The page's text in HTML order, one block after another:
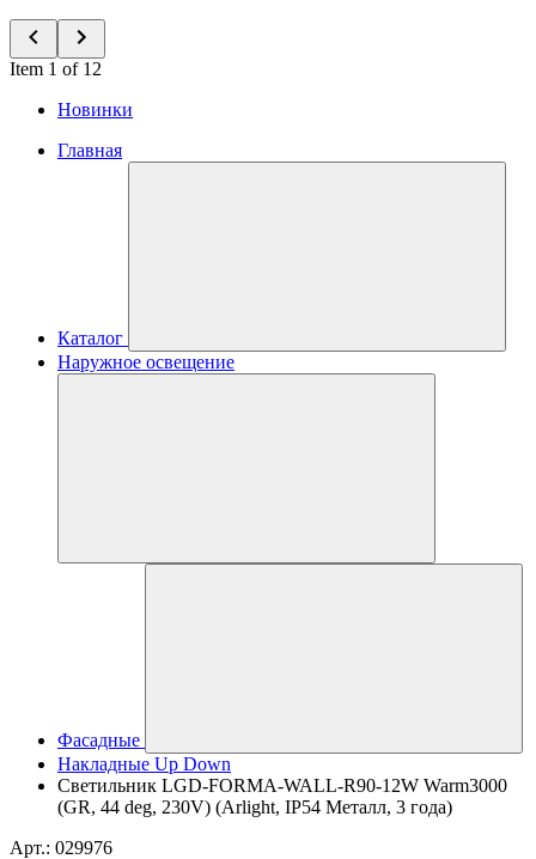
Item 1 of 12
Новинки
Главная
Каталог
Наружное освещение
Фасадные
Накладные Up Down
Светильник LGD-FORMA-WALL-R90-12W Warm3000
(GR, 44 deg, 230V) (Arlight, IP54 Металл, 3 года)
Арт.: 029976